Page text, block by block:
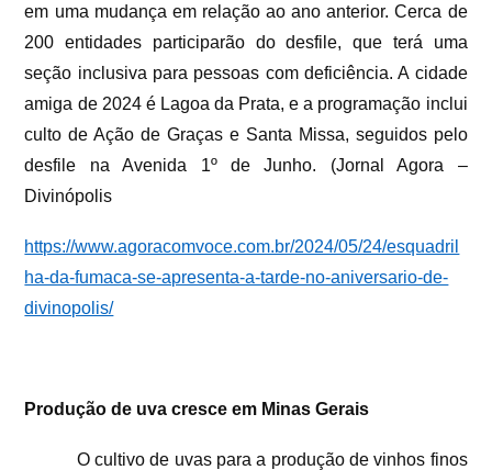
em uma mudança em relação ao ano anterior. Cerca de
200 entidades participarão do desfile, que terá uma
seção inclusiva para pessoas com deficiência. A cidade
amiga de 2024 é Lagoa da Prata, e a programação inclui
culto de Ação de Graças e Santa Missa, seguidos pelo
desfile na Avenida 1º de Junho. (Jornal Agora –
Divinópolis
https://www.agoracomvoce.com.br/2024/05/24/esquadril
ha-da-fumaca-se-apresenta-a-tarde-no-aniversario-de-
divinopolis/
Produção de uva cresce em Minas Gerais
O cultivo de uvas para a produção de vinhos finos